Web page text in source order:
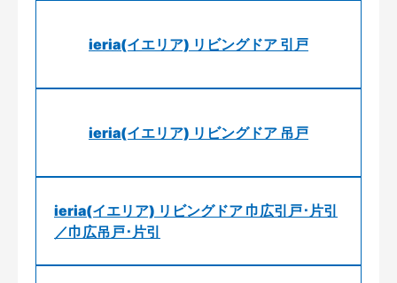
ieria(イエリア) リビングドア 引戸
ieria(イエリア) リビングドア 吊戸
ieria(イエリア) リビングドア 巾広引戸･片引
／巾広吊戸･片引